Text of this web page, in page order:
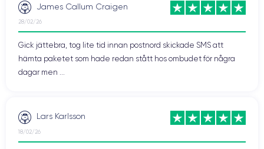
James Callum Craigen
28/02/26
Gick jättebra, tog lite tid innan postnord skickade SMS att
hämta paketet som hade redan stått hos ombudet för några
dagar men ...
Lars Karlsson
18/02/26